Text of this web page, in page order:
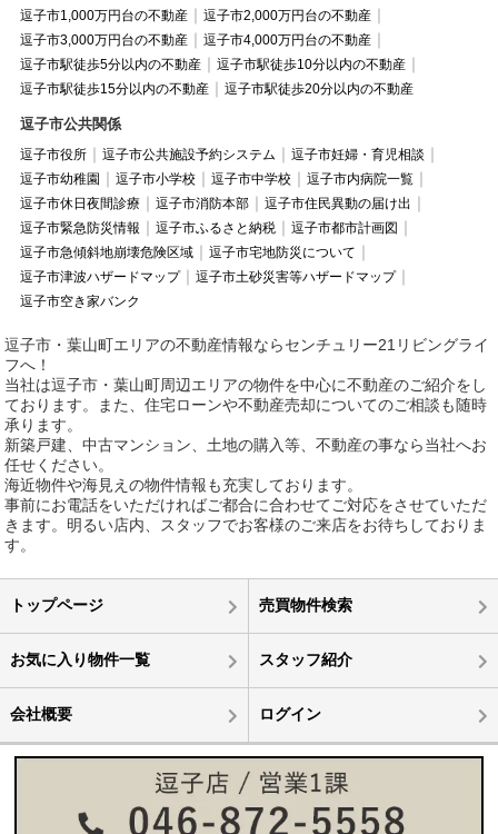
逗子市1,000万円台の不動産
逗子市2,000万円台の不動産
逗子市3,000万円台の不動産
逗子市4,000万円台の不動産
逗子市駅徒歩5分以内の不動産
逗子市駅徒歩10分以内の不動産
逗子市駅徒歩15分以内の不動産
逗子市駅徒歩20分以内の不動産
逗子市公共関係
逗子市役所 逗子市公共施設予約システム
逗子市妊婦・育児相談
逗子市幼稚園
逗子市小学校 逗子市中学校
逗子市内病院一覧
逗子市休日夜間診療
逗子市消防本部
逗子市住民異動の届け出
逗子市緊急防災情報
逗子市ふるさと納税
逗子市都市計画図
逗子市急傾斜地崩壊危険区域
逗子市宅地防災について
逗子市津波ハザードマップ
逗子市土砂災害等ハザードマップ
逗子市空き家バンク
逗子市・葉山町エリアの不動産情報ならセンチュリー21リビングライ
フへ！
当社は逗子市・葉山町周辺エリアの物件を中心に不動産のご紹介をし
ております。また、住宅ローンや不動産売却についてのご相談も随時
承ります。
新築戸建、中古マンション、土地の購入等、不動産の事なら当社へお
任せください。
海近物件や海見えの物件情報も充実しております。
事前にお電話をいただければご都合に合わせてご対応をさせていただ
きます。明るい店内、スタッフでお客様のご来店をお待ちしておりま
す。
トップページ 売買物件検索
お気に入り物件一覧 スタッフ紹介
会社概要 ログイン